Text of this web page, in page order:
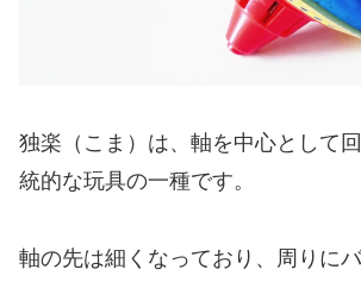
独楽（こま）は、軸を中心として
統的な玩具の一種です。
軸の先は細くなっており、周りに